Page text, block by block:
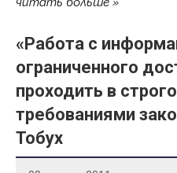
«Работа с
ограниченного
проходить в
требованиями
Тобух